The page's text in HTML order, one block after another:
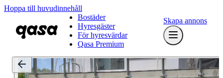
Hoppa till huvudinnehåll
Bostäder
Hyresgäster
För hyresvärdar
Qasa Premium
Skapa annons